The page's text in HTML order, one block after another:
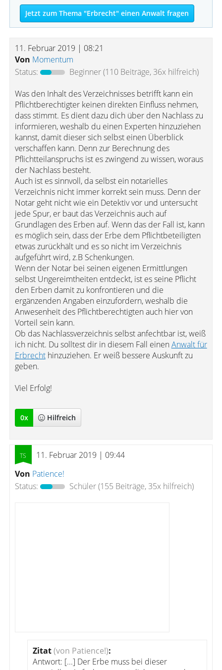
Jetzt zum Thema "Erbrecht" einen Anwalt fragen
11. Februar 2019 | 08:21
Von Momentum
Status:
Beginner(110 Beiträge, 36x hilfreich)
Was den Inhalt des Verzeichnisses betrifft kann ein
Pflichtberechtigter keinen direkten Einfluss nehmen,
dass stimmt. Es dient dazu dich über den Nachlass zu
informieren, weshalb du einen Experten hinzuziehen
kannst, damit dieser sich selbst einen Überblick
verschaffen kann. Denn zur Berechnung des
Pflichtteilanspruchs ist es zwingend zu wissen, woraus
der Nachlass besteht.
Auch ist es sinnvoll, da selbst ein notarielles
Verzeichnis nicht immer korrekt sein muss. Denn der
Notar geht nicht wie ein Detektiv vor und untersucht
jede Spur, er baut das Verzeichnis auch auf
Grundlagen des Erben auf. Wenn das der Fall ist, kann
es möglich sein, dass der Erbe dem Pflichtbeteiligten
etwas zurückhält und es so nicht im Verzeichnis
aufgeführt wird, z.B Schenkungen.
Wenn der Notar bei seinen eigenen Ermittlungen
selbst Ungereimtheiten entdeckt, ist es seine Pflicht
den Erben damit zu konfrontieren und die
ergänzenden Angaben einzufordern, weshalb die
Anwesenheit des Pflichtberechtigten auch hier von
Vorteil sein kann.
Ob das Nachlassverzeichnis selbst anfechtbar ist, weiß
ich nicht. Du solltest dir in diesem Fall einenAnwalt für
Erbrechthinzuziehen. Er weiß bessere Auskunft zu
geben.
Viel Erfolg!
0x Hilfreich
11. Februar 2019 | 09:44
Von Patience!
Status:
Schüler(155 Beiträge, 35x hilfreich)
Zitat(von Patience!):
Antwort: [...] Der Erbe muss bei dieser